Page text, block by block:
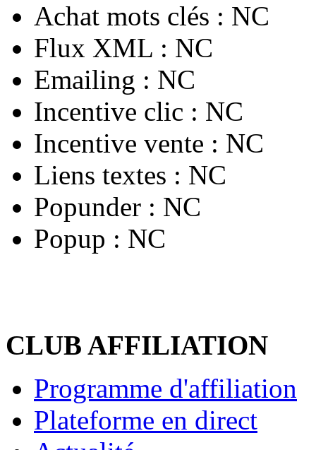
Achat mots clés : NC
Flux XML : NC
Emailing : NC
Incentive clic : NC
Incentive vente : NC
Liens textes : NC
Popunder : NC
Popup : NC
CLUB AFFILIATION
Programme d'affiliation
Plateforme en direct